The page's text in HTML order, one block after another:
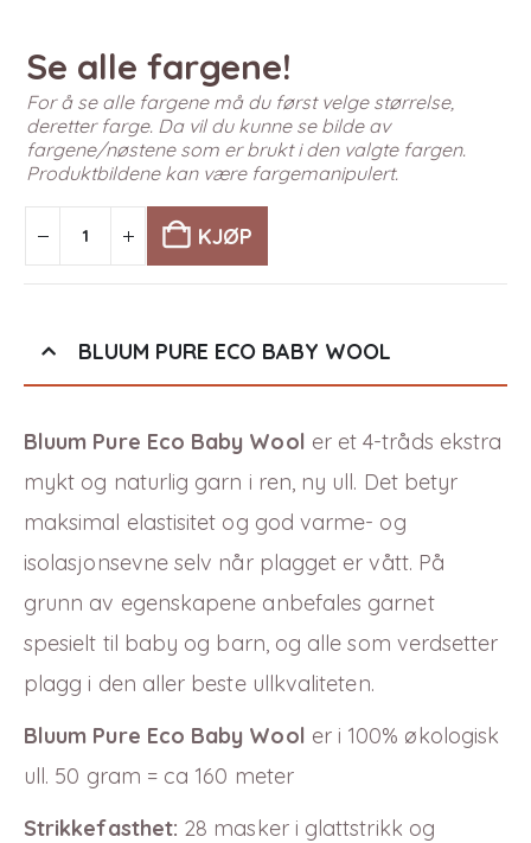
Se alle fargene!
For å se alle fargene må du først velge størrelse,
deretter farge. Da vil du kunne se bilde av
fargene/nøstene som er brukt i den valgte fargen.
Produktbildene kan være fargemanipulert.
KJØP
BLUUM PURE ECO BABY WOOL
Bluum Pure Eco Baby Wool er et 4-tråds ekstra
mykt og naturlig garn i ren, ny ull. Det betyr
maksimal elastisitet og god varme- og
isolasjonsevne selv når plagget er vått. På
grunn av egenskapene anbefales garnet
spesielt til baby og barn, og alle som verdsetter
plagg i den aller beste ullkvaliteten.
Bluum Pure Eco Baby Wool er i 100% økologisk
ull. 50 gram = ca 160 meter
Strikkefasthet: 28 masker i glattstrikk og